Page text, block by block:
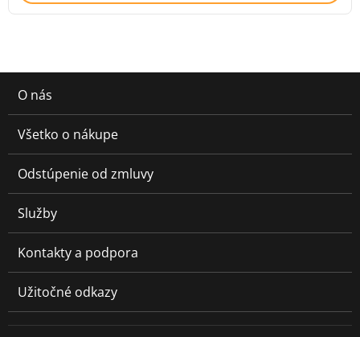
O nás
Všetko o nákupe
Odstúpenie od zmluvy
Služby
Kontakty a podpora
Užitočné odkazy